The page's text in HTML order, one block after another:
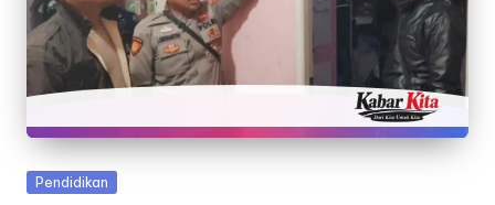
Posted
Pendidikan